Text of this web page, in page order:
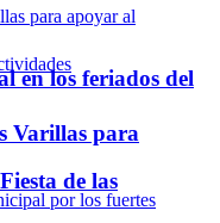
Varillas para
de las
en los feriados del